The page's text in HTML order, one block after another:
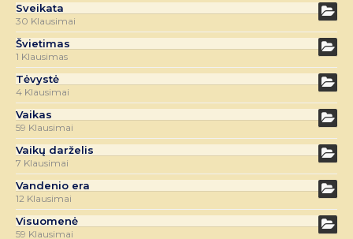
Sveikata
30 Klausimai
Švietimas
1 Klausimas
Tėvystė
4 Klausimai
Vaikas
59 Klausimai
Vaikų darželis
7 Klausimai
Vandenio era
12 Klausimai
Visuomenė
59 Klausimai